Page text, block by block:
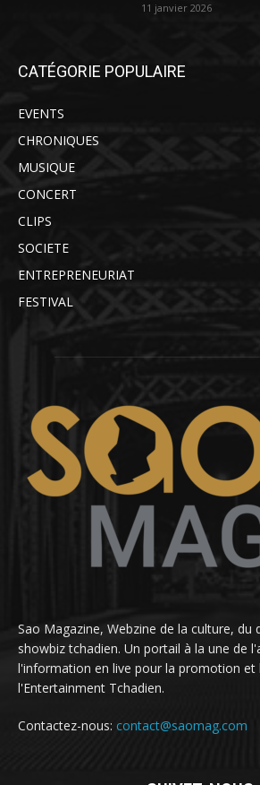
11 janvier 2026
CATÉGORIE POPULAIRE
EVENTS
CHRONIQUES
MUSIQUE
CONCERT
CLIPS
SOCIETE
ENTREPRENEURIAT
FESTIVAL
Sao Magazine, Webzine de la culture, du
showbiz tchadien. Un portail à la une de
l'information en live pour la promotion et
l'Entertainment Tchadien.
Contactez-nous: contact@saomag.com